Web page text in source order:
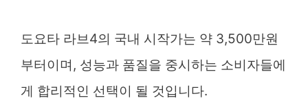
도요타 라브4의 국내 시작가는 약 3,500만원
부터이며, 성능과 품질을 중시하는 소비자들에
게 합리적인 선택이 될 것입니다.